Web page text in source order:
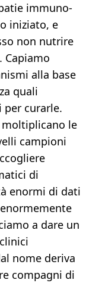
immuno-
iniziato, e
non nutrire
Capiamo
alla base
quali
per curarle.
le
campioni
di
enormi di dati
a dare un
nome deriva
compagni di